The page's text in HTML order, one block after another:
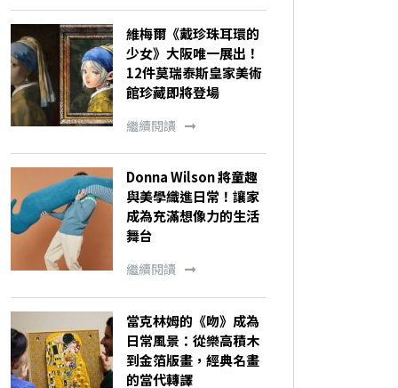
維梅爾《戴珍珠耳環的
少女》大阪唯一展出！
12件莫瑞泰斯皇家美術
館珍藏即將登場
繼續閱讀
Donna Wilson 將童趣
與美學織進日常！讓家
成為充滿想像力的生活
舞台
繼續閱讀
當克林姆的《吻》成為
日常風景：從樂高積木
到金箔版畫，經典名畫
的當代轉譯